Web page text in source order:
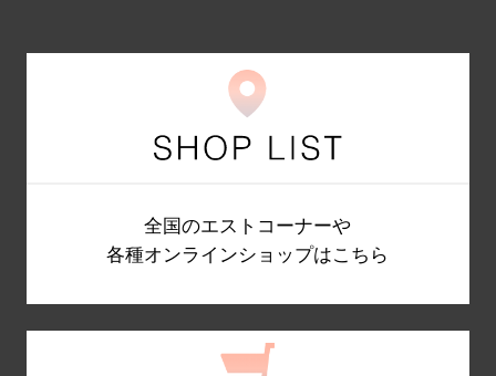
全国のエストコーナーや
各種オンラインショップはこちら